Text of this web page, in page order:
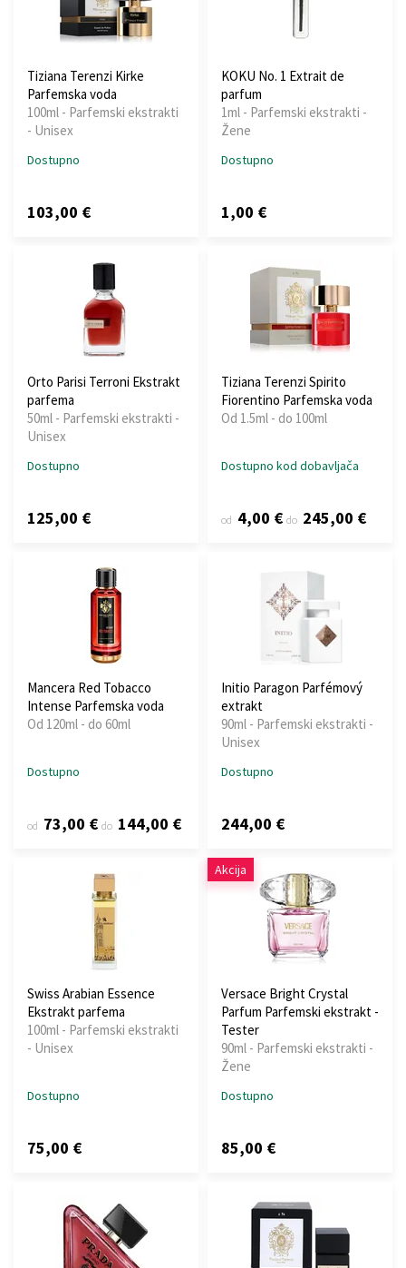
Tiziana Terenzi Kirke
Parfemska voda
100ml - Parfemski ekstrakti
- Unisex
Dostupno
103,00 €
KOKU No. 1 Extrait de
parfum
1ml - Parfemski ekstrakti -
Žene
Dostupno
1,00 €
Orto Parisi Terroni Ekstrakt
parfema
50ml - Parfemski ekstrakti -
Unisex
Dostupno
125,00 €
Tiziana Terenzi Spirito
Fiorentino Parfemska voda
Od 1.5ml - do 100ml
Dostupno kod dobavljača
od 4,00 € do 245,00 €
Mancera Red Tobacco
Intense Parfemska voda
Od 120ml - do 60ml
Dostupno
od 73,00 € do 144,00 €
Initio Paragon Parfémový
extrakt
90ml - Parfemski ekstrakti -
Unisex
Dostupno
244,00 €
Swiss Arabian Essence
Ekstrakt parfema
100ml - Parfemski ekstrakti
- Unisex
Dostupno
75,00 €
Akcija
Versace Bright Crystal
Parfum Parfemski ekstrakt -
Tester
90ml - Parfemski ekstrakti -
Žene
Dostupno
85,00 €